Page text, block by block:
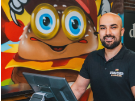
Lees
meer